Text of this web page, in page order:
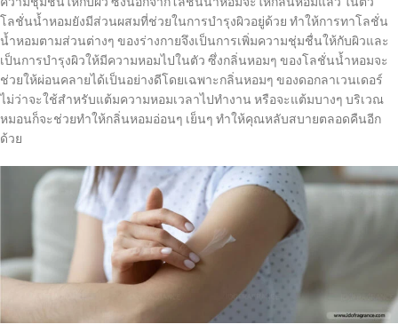
โลชั่นน้ำหอมยังมีส่วนผสมที่ช่วยในการบำรุงผิวอยู่ด้วย ทำให้การทาโลชั่น
น้ำหอมตามส่วนต่างๆ ของร่างกายจึงเป็นการเพิ่มความชุ่มชื่นให้กับผิวและ
เป็นการบำรุงผิวให้มีความหอมไปในตัว ซึ่งกลิ่นหอมๆ ของโลชั่นน้ำหอมจะ
ช่วยให้ผ่อนคลายได้เป็นอย่างดีโดยเฉพาะกลิ่นหอมๆ ของดอกลาเวนเดอร์
ไม่ว่าจะใช้สำหรับแต้มความหอมเวลาไปทำงาน หรือจะแต้มบางๆ บริเวณ
หมอนก็จะช่วยทำให้กลิ่นหอมอ่อนๆ เย็นๆ ทำให้คุณหลับสบายตลอดคืนอีก
ด้วย